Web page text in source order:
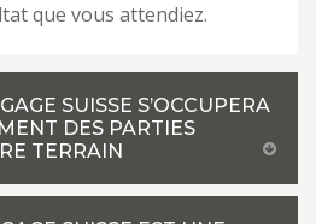
que vous attendiez.
SUISSE S’OCCUPERA
DES PARTIES
TERRAIN